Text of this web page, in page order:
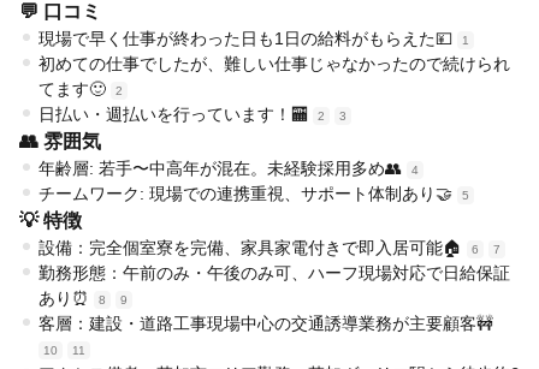
💬 口コミ
現場で早く仕事が終わった日も1日の給料がもらえた💴 1
初めての仕事でしたが、難しい仕事じゃなかったので続けられ
てます🙂
2
日払い・週払いを行っています！🏧 2 3
👥 雰囲気
年齢層: 若手〜中高年が混在。未経験採用多め👥 4
チームワーク: 現場での連携重視、サポート体制あり🤝 5
💡 特徴
設備：完全個室寮を完備、家具家電付きで即入居可能🏠 6 7
勤務形態：午前のみ・午後のみ可、ハーフ現場対応で日給保証
あり⏰
8 9
客層：建設・道路工事現場中心の交通誘導業務が主要顧客🚧
10 11